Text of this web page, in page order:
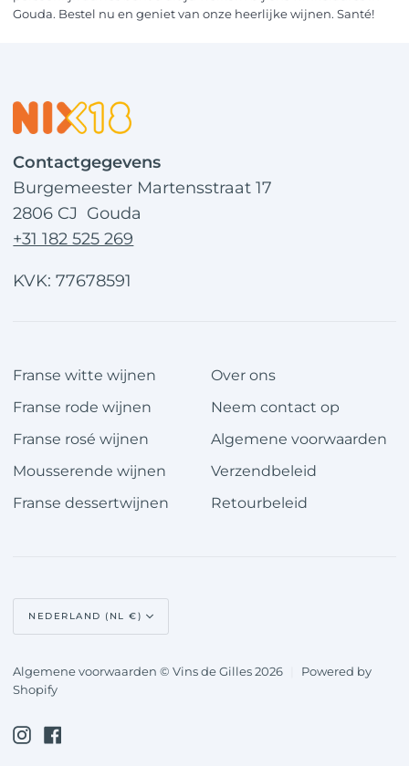
Gouda. Bestel nu en geniet van onze heerlijke wijnen. Santé!
Contactgegevens
Burgemeester Martensstraat 17
2806 CJ Gouda
+31 182 525 269
KVK: 77678591
Franse witte wijnen
Franse rode wijnen
Franse rosé wijnen
Mousserende wijnen
Franse dessertwijnen
Over ons
Neem contact op
Algemene voorwaarden
Verzendbeleid
Retourbeleid
Valuta NEDERLAND (NL €)
Algemene voorwaarden © Vins de Gilles 2026
Powered by
Shopify